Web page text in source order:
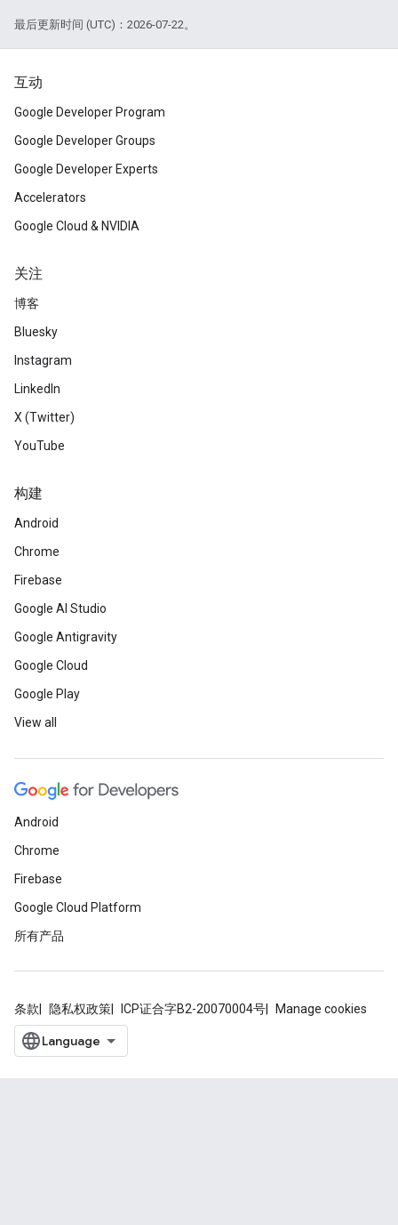
最后更新时间 (UTC)：2026-07-22。
互动
Google Developer Program
Google Developer Groups
Google Developer Experts
Accelerators
Google Cloud & NVIDIA
关注
博客
Bluesky
Instagram
LinkedIn
X (Twitter)
YouTube
构建
Android
Chrome
Firebase
Google AI Studio
Google Antigravity
Google Cloud
Google Play
View all
Android
Chrome
Firebase
Google Cloud Platform
所有产品
条款 隐私权政策 ICP证合字B2-20070004号 Manage cookies